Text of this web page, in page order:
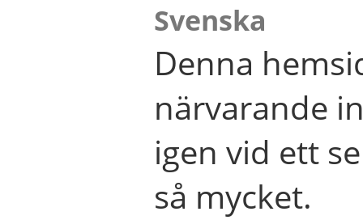
Svenska
Denna
närvarande
igen vid ett
så mycket.